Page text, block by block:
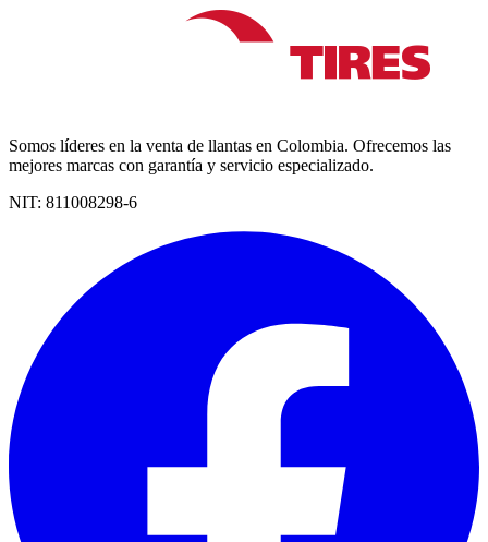
Somos líderes en la venta de llantas en Colombia. Ofrecemos las
mejores marcas con garantía y servicio especializado.
NIT: 811008298-6